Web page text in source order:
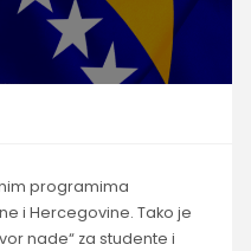
programima
i Hercegovine. Tako je
nade“ za studente i